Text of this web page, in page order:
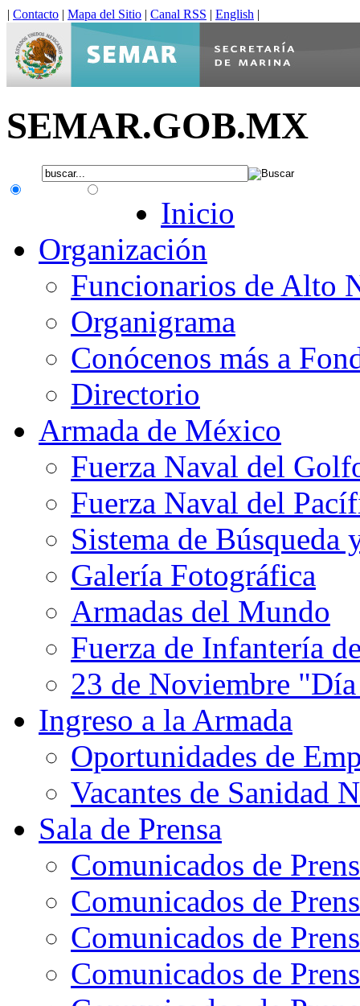
| Contacto | Mapa del Sitio | Canal RSS | English |
SEMAR.GOB.MX
Inicio
Organización
Funcionarios de Alto
Organigrama
Conócenos más a
Directorio
Armada de México
Fuerza Naval del
Fuerza Naval del
Sistema de Búsqueda
Galería Fotográfica
Armadas del Mundo
Fuerza de Infantería
23 de Noviembre
Ingreso a la Armada
Oportunidades de
Vacantes de Sanidad
Sala de Prensa
Comunicados de
Comunicados de
Comunicados de
Comunicados de